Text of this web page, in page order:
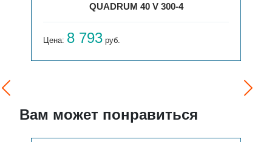
QUADRUM 40 V 300-4
Цена: 8 793 руб.
Вам может понравиться